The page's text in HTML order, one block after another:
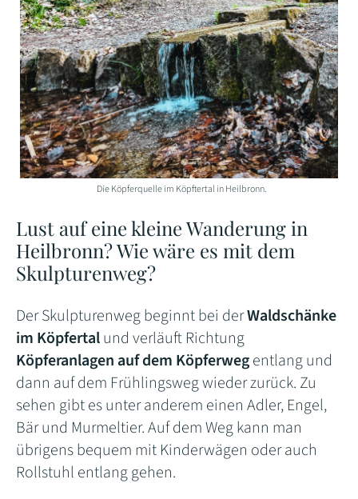
Die Köpferquelle im Köpftertal in Heilbronn.
Lust auf eine kleine Wanderung in
Heilbronn? Wie wäre es mit dem
Skulpturenweg?
Der Skulpturenweg beginnt bei derWaldschänke
im Köpfertalund verläuft Richtung
Köpferanlagen auf dem Köpferwegentlang und
dann auf dem Frühlingsweg wieder zurück. Zu
sehen gibt es unter anderem einen Adler, Engel,
Bär und Murmeltier. Auf dem Weg kann man
übrigens bequem mit Kinderwägen oder auch
Rollstuhl entlang gehen.